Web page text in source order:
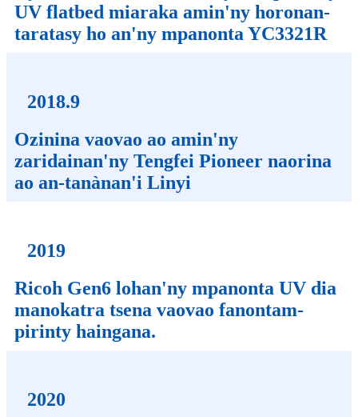
UV flatbed miaraka amin'ny horonan-
taratasy ho an'ny mpanonta YC3321R
2018.9
Ozinina vaovao ao amin'ny
zaridainan'ny Tengfei Pioneer naorina
ao an-tanànan'i Linyi
2019
Ricoh Gen6 lohan'ny mpanonta UV dia
manokatra tsena vaovao fanontam-
pirinty haingana.
2020